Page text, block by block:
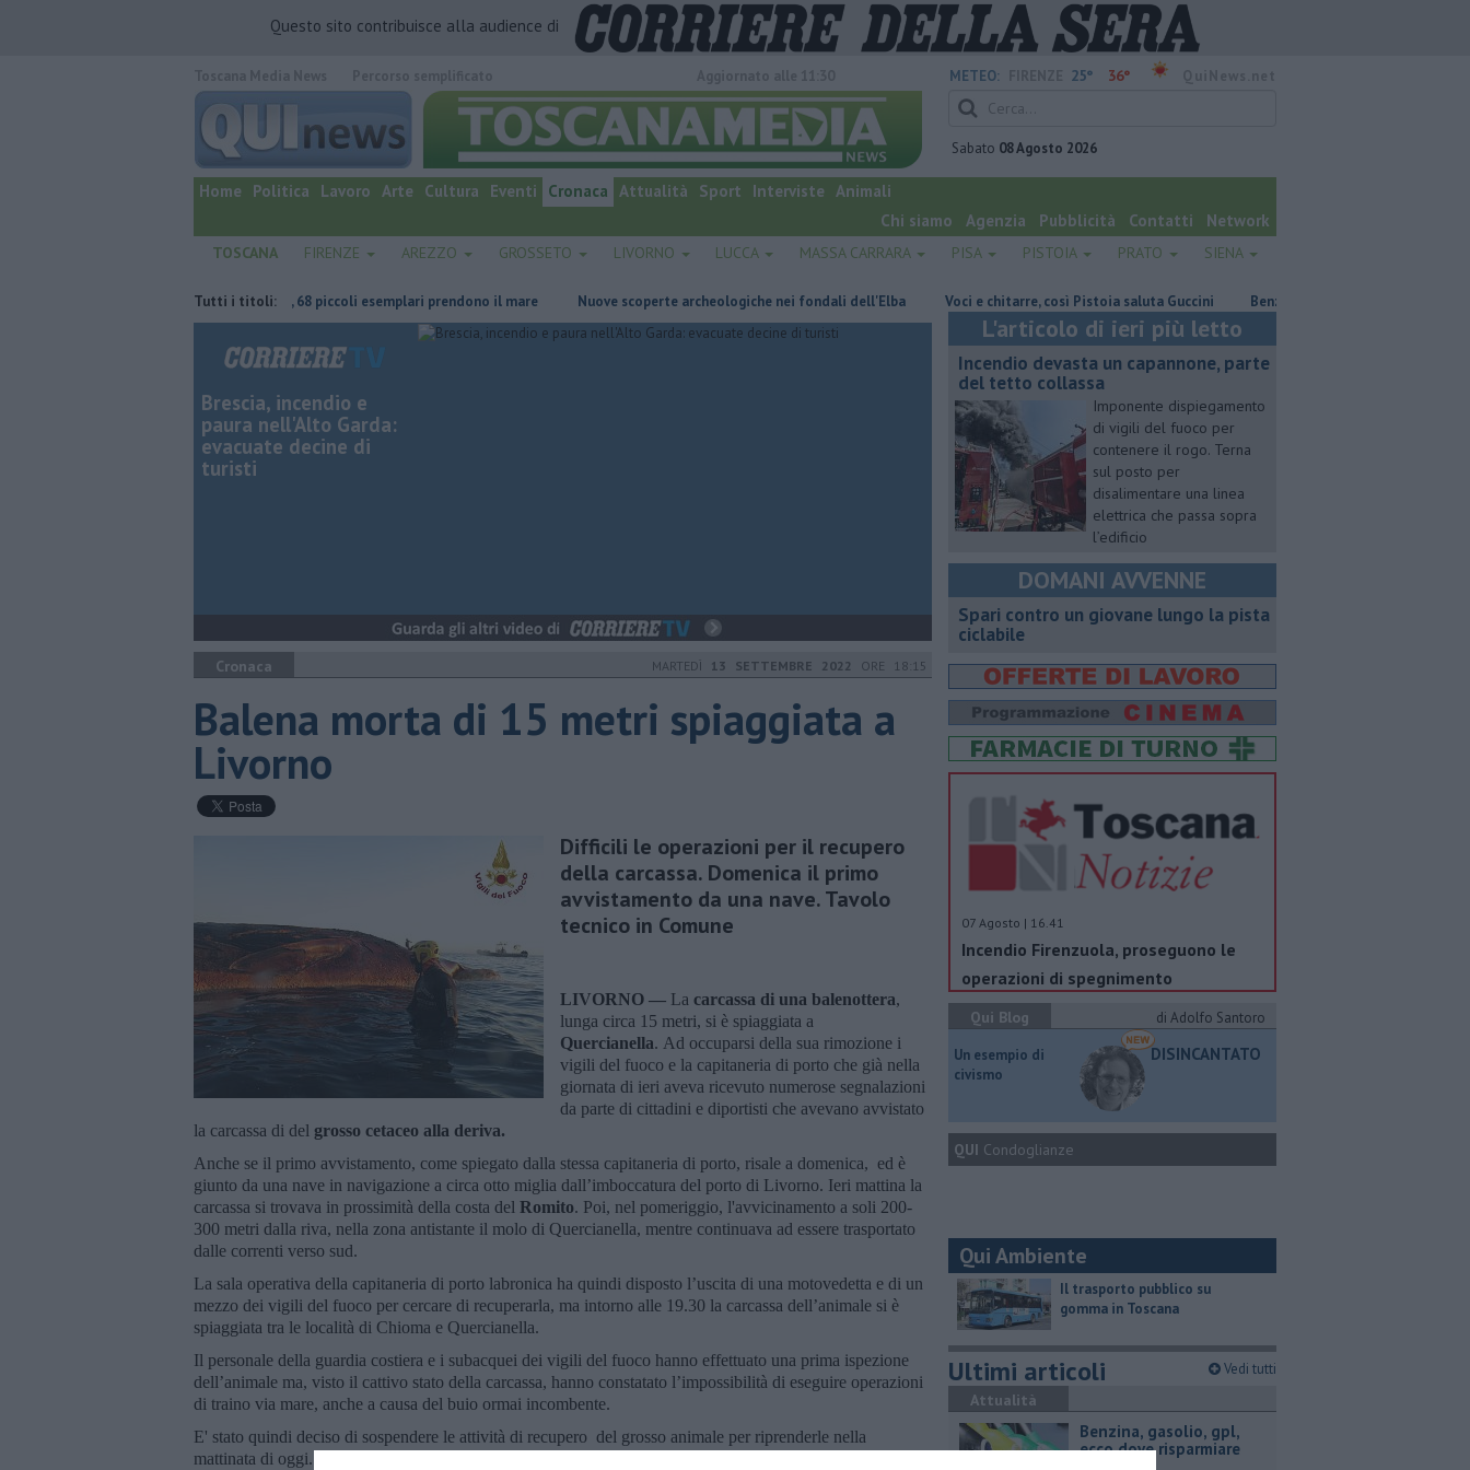
Questo sito contribuisce alla audience di
quotidiano online.
METEO: 25° 36°
Sabato 08 Agosto 2026
Home Politica Lavoro Arte Cultura Eventi Cronaca Attualità Sport Interviste Animali
Chi siamo
Agenzia Pubblicità Contatti Network
TOSCANA FIRENZE AREZZO GROSSETO LIVORNO LUCCA MASSA CARRARA PISA PISTOIA PRATO SIENA
Tutti i titoli:
Tartarughine a sorpresa, 68 piccoli esemplari prendono il mare Nuove scoperte archeologiche nei fondali dell'Elba Voci e chitarre, così Pistoia saluta Guccini ​Benzina, gasolio, gpl, ecco dove risparmiare
Brescia, incendio e
paura nell'Alto Garda:
evacuate decine di
turisti
Cronaca MARTEDÌ 13 SETTEMBRE 2022 ORE 18:15
Balena morta di 15 metri spiaggiata a
Livorno
Difficili le operazioni per il recupero
della carcassa. Domenica il primo
avvistamento da una nave. Tavolo
tecnico in Comune
LIVORNO — La carcassa di una balenottera,
lunga circa 15 metri, si è spiaggiata a
Quercianella. Ad occuparsi della sua rimozione i
vigili del fuoco e la capitaneria di porto che già nella
giornata di ieri aveva ricevuto numerose segnalazioni
da parte di cittadini e diportisti che avevano avvistato
la carcassa di del grosso cetaceo alla deriva.
Anche se il primo avvistamento, come spiegato dalla stessa capitaneria di porto, risale a domenica, ed è
giunto da una nave in navigazione a circa otto miglia dall’imboccatura del porto di Livorno. Ieri mattina la
carcassa si trovava in prossimità della costa del Romito. Poi, nel pomeriggio, l'avvicinamento a soli 200-
300 metri dalla riva, nella zona antistante il molo di Quercianella, mentre continuava ad essere trasportato
dalle correnti verso sud.
La sala operativa della capitaneria di porto labronica ha quindi disposto l’uscita di una motovedetta e di un
mezzo dei vigili del fuoco per cercare di recuperarla, ma intorno alle 19.30 la carcassa dell’animale si è
spiaggiata tra le località di Chioma e Quercianella.
Il personale della guardia costiera e i subacquei dei vigili del fuoco hanno effettuato una prima ispezione
dell’animale ma, visto il cattivo stato della carcassa, hanno constatato l’impossibilità di eseguire operazioni
di traino via mare, anche a causa del buio ormai incombente.
E' stato quindi deciso di sospendere le attività di recupero del grosso animale per riprenderle nella
mattinata di oggi. Stamani, a seguito di più approfondite concertazioni sul posto è stata trovata una
L'articolo di ieri più letto
Incendio devasta un capannone, parte
del tetto collassa
Imponente dispiegamento
di vigili del fuoco per
contenere il rogo. Terna
sul posto per
disalimentare una linea
elettrica che passa sopra
l’edificio
DOMANI AVVENNE
Spari contro un giovane lungo la pista
ciclabile
07 Agosto | 16.41
Incendio Firenzuola, proseguono le
operazioni di spegnimento
Qui Blog
di Adolfo Santoro
​Un esempio di
civismo
DISINCANTATO
QUI Condoglianze
Qui Ambiente
​Il trasporto pubblico su
gomma in Toscana
Ultimi articoli Vedi tutti
Attualità
​Benzina, gasolio, gpl,
ecco dove risparmiare